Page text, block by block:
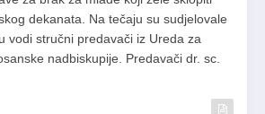
dekanata. Na tečaju su sudjelovale
vodi stručni predavači iz Ureda za
nadbiskupije. Predavači dr. sc.